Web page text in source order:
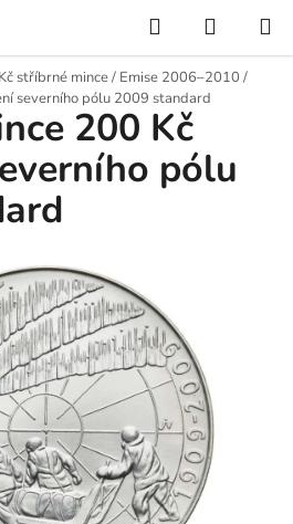
Hledat
stříbrné mince/ Emise 2006–2010 /
severního pólu 2009 standard
200 Kč
pólu